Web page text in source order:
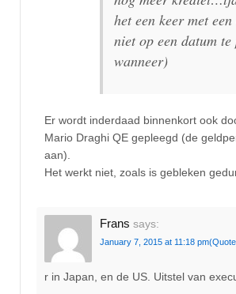
het een keer met
niet op een datum
wanneer)
Er wordt inderdaad binnenkort ook
Mario Draghi QE gepleegd (de
aan).
Het werkt niet, zoals is gebleken
Frans says:
January 7, 2015 at 11:18 pm
r in Japan, en de US. Uitstel van